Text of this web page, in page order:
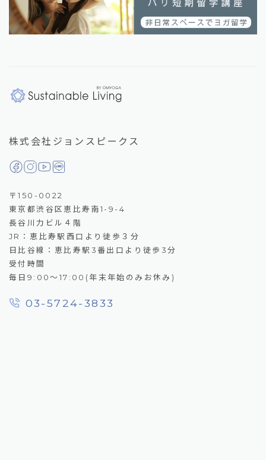
株式会社ジョンスピークス
〒150-0022
東京都渋谷区恵比寿南1-9-4
長谷川力ビル４階
JR：恵比寿駅西口より徒歩３分
日比谷線：恵比寿駅3番出口より徒歩3分
受付時間
毎日9:00～17:00(年末年始のみお休み)
03-5724-3833